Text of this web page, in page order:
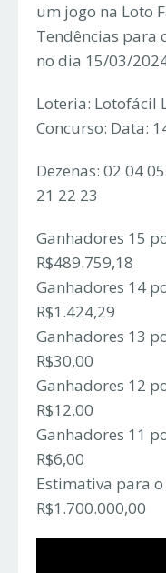
um jogo na Loto
Tendências para
no dia 15/03/
Loteria: Lotofácil
Concurso: Data:
Dezenas: 02 04
21 22 23
Ganhadores 15
R$489.759,18
Ganhadores 14
R$1.424,29
Ganhadores 13
R$30,00
Ganhadores 12
R$12,00
Ganhadores 11
R$6,00
Estimativa para
R$1.700.000,00